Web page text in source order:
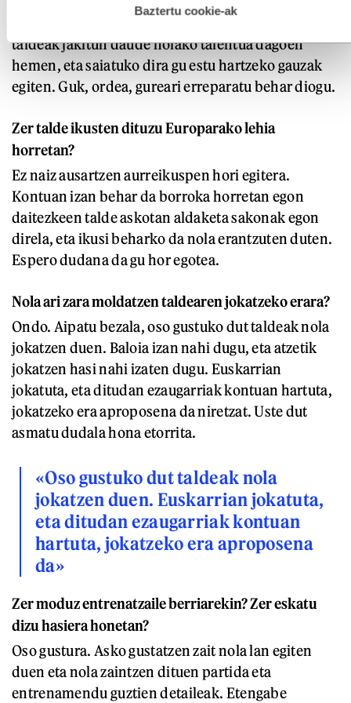
esplizitua ematen diguzu.Gehiago irakurri
Baztertu cookie-ak
taldeak jakitun daude nolako talentua dagoen
hemen, eta saiatuko dira gu estu hartzeko gauzak
egiten. Guk, ordea, gureari erreparatu behar diogu.
Zer talde ikusten dituzu Europarako lehia
horretan?
Ez naiz ausartzen aurreikuspen hori egitera.
Kontuan izan behar da borroka horretan egon
daitezkeen talde askotan aldaketa sakonak egon
direla, eta ikusi beharko da nola erantzuten duten.
Espero dudana da gu hor egotea.
Nola ari zara moldatzen taldearen jokatzeko erara?
Ondo. Aipatu bezala, oso gustuko dut taldeak nola
jokatzen duen. Baloia izan nahi dugu, eta atzetik
jokatzen hasi nahi izaten dugu. Euskarrian
jokatuta, eta ditudan ezaugarriak kontuan hartuta,
jokatzeko era aproposena da niretzat. Uste dut
asmatu dudala hona etorrita.
«Oso gustuko dut taldeak nola
jokatzen duen. Euskarrian jokatuta,
eta ditudan ezaugarriak kontuan
hartuta, jokatzeko era aproposena
da»
Zer moduz entrenatzaile berriarekin? Zer eskatu
dizu hasiera honetan?
Oso gustura. Asko gustatzen zait nola lan egiten
duen eta nola zaintzen dituen partida eta
entrenamendu guztien detaileak. Etengabe